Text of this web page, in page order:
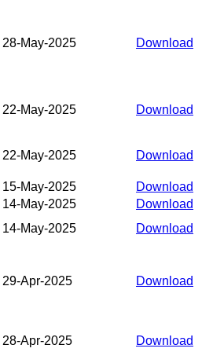
28-May-2025 Download
22-May-2025 Download
22-May-2025 Download
15-May-2025
Download
14-May-2025
Download
14-May-2025
Download
29-Apr-2025 Download
28-Apr-2025 Download